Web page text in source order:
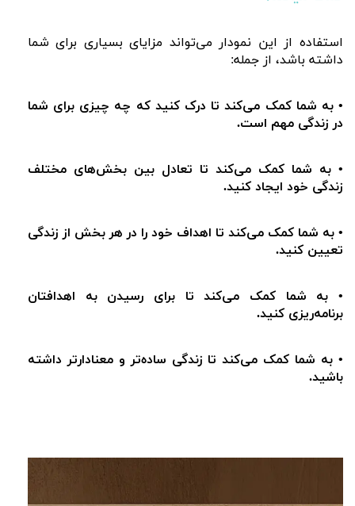
استفاده از این نمودار می‌تواند مزایای بسیاری برای شما
داشته باشد، از جمله:
• به شما کمک می‌کند تا درک کنید که چه چیزی برای شما
در زندگی مهم است.
• به شما کمک می‌کند تا تعادل بین بخش‌های مختلف
زندگی خود ایجاد کنید.
• به شما کمک می‌کند تا اهداف خود را در هر بخش از زندگی
تعیین کنید.
• به شما کمک می‌کند تا برای رسیدن به اهدافتان
برنامه‌ریزی کنید.
• به شما کمک می‌کند تا زندگی ساده‌تر و معنادارتر داشته
باشید.